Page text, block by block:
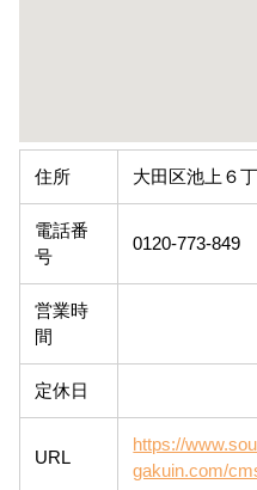
住所 大田区池上６
電話番
号
0120-773-849
営業時
間
定休日
URL
https://
gakuin.com/